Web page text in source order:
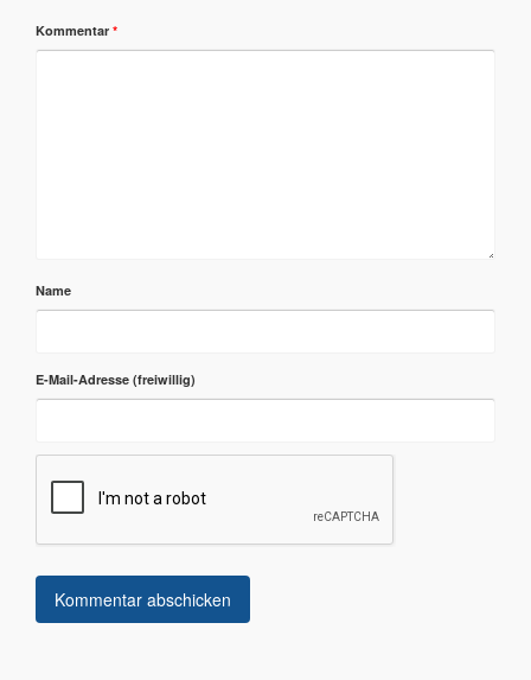
Kommentar *
Name
E-Mail-Adresse